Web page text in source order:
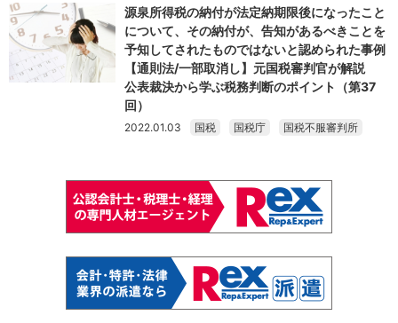
源泉所得税の納付が法定納期限後になったこと
について、その納付が、告知があるべきことを
予知してされたものではないと認められた事例
【通則法/一部取消し】元国税審判官が解説
公表裁決から学ぶ税務判断のポイント（第37
回）
2022.01.03 国税 国税庁 国税不服審判所